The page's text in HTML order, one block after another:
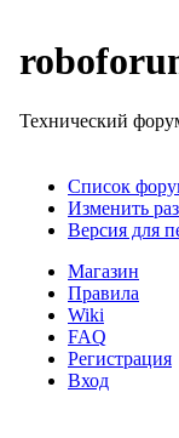
Технический
Список
Изменить
Версия для
Магазин
Правила
Wiki
FAQ
Регистрация
Вход